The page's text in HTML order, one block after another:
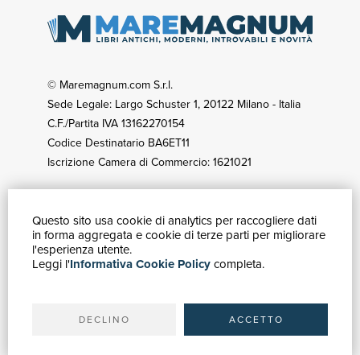
Questo sito usa cookie di analytics per raccogliere dati
in forma aggregata e cookie di terze parti per migliorare
l'esperienza utente.
Leggi l'Informativa Cookie Policycompleta.
DECLINO ACCETTO
© Maremagnum.com S.r.l.
Sede Legale: Largo Schuster 1, 20122 Milano - Italia
C.F./Partita IVA 13162270154
Codice Destinatario BA6ET11
Iscrizione Camera di Commercio: 1621021
GUIDA ACQUISTI
Catalogo
Ricerca avanzata
Spedizioni